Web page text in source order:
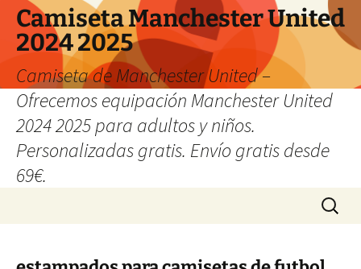
Camiseta Manchester United
2024 2025
Camiseta de Manchester United –
Ofrecemos equipación Manchester United
2024 2025 para adultos y niños.
Personalizadas gratis. Envío gratis desde
69€.
Buscar: